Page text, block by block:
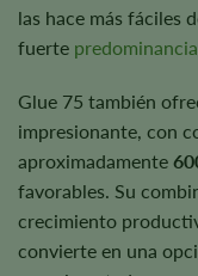
las hace más fáciles
fuerte
Glue 75 también
impresionante, con
aproximadamente
favorables. Su
crecimiento
convierte en una